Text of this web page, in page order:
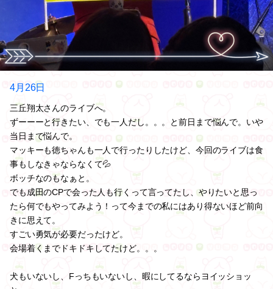
4月26日
三丘翔太さんのライブへ。
ずーーーと行きたい、でも一人だし。。。と前日まで悩んで。いや
当日まで悩んで。
マッキーも徳ちゃんも一人で行ったりしたけど、今回のライブは食
事もしなきゃならなくて💦
ボッチなのもなぁと。
でも成田のCPで会った人も行くって言ってたし、やりたいと思っ
たら何でもやってみよう！って今までの私にはあり得ないほど前向
きに思えて。
すごい勇気が必要だったけど。
会場着くまでドキドキしてたけど。。。
犬もいないし、Fっちもいないし、暇にしてるならヨイッショッ